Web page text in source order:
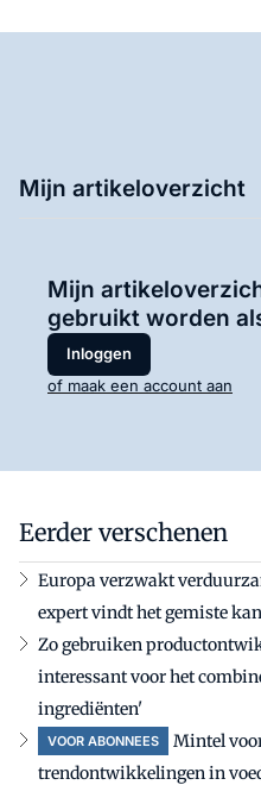
Mijn artikeloverzicht
Mijn
gebruikt worden
Inloggen
of maak een account aan
Eerder verschenen
Europa verzwakt
expert vindt het gemiste
Zo gebruiken
interessant voor het
ingrediënten'
VOOR ABONNEES
Mintel
trendontwikkelingen in